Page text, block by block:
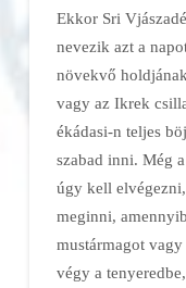
Ekkor Sri
nevezik azt a
növekvő
vagy az Ikrek
ékádasi-n teljes
szabad inni. Még
úgy kell
meginni,
mustármagot
végy a